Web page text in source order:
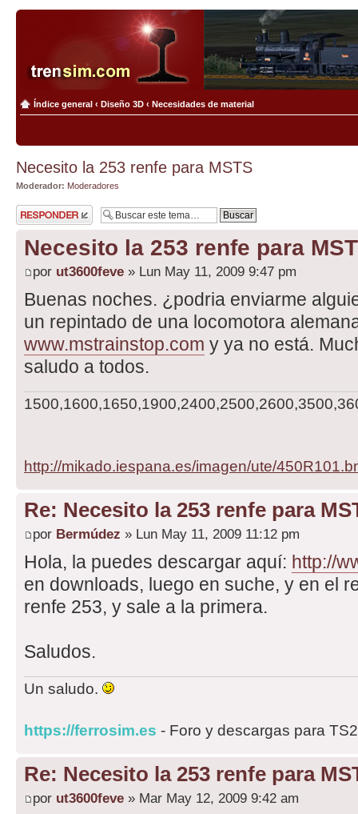
Índice general ‹ Diseño 3D ‹ Necesidades de material
Necesito la 253 renfe para MSTS
Moderador: Moderadores
Publicar una
respuesta
Necesito la 253 renfe para
por ut3600feve » Lun May 11, 2009 9:47 pm
Buenas noches. ¿podria enviarme
un repintado de una locomotora
www.mstrainstop.com y ya no está.
saludo a todos.
http://mikado.iespana.es/imagen/ute/
Re: Necesito la 253 renfe para
por Bermúdez » Lun May 11, 2009 11:12 pm
Hola, la puedes descargar aquí: http://
en downloads, luego en suche, y en el
renfe 253, y sale a la primera.
Saludos.
Un saludo.
https://ferrosim.es - Foro y descargas para
Re: Necesito la 253 renfe para
por ut3600feve » Mar May 12, 2009 9:42 am